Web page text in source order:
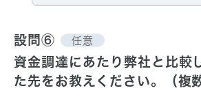
設問⑥ 任意
資金調達にあたり弊社と比較
た先をお教えください。（複